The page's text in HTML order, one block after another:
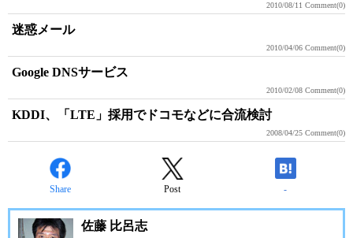
2010/08/11 Comment(0)
迷惑メール
2010/04/06 Comment(0)
Google DNSサービス
2010/02/08 Comment(0)
KDDI、「LTE」採用でドコモなどに合流検討
2008/04/25 Comment(0)
Share Post -
佐藤 比呂志